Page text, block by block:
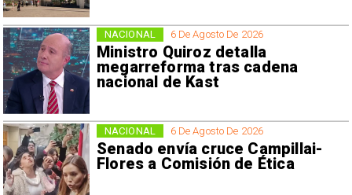
6 De Agosto De 2026
Ministro Quiroz detalla
megarreforma tras cadena
nacional de Kast
NACIONAL
6 De Agosto De 2026
Senado envía cruce Campillai-
Flores a Comisión de Ética
NACIONAL